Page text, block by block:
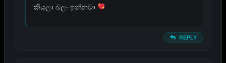
කියලා බලං ඉන්නවා
REPLY